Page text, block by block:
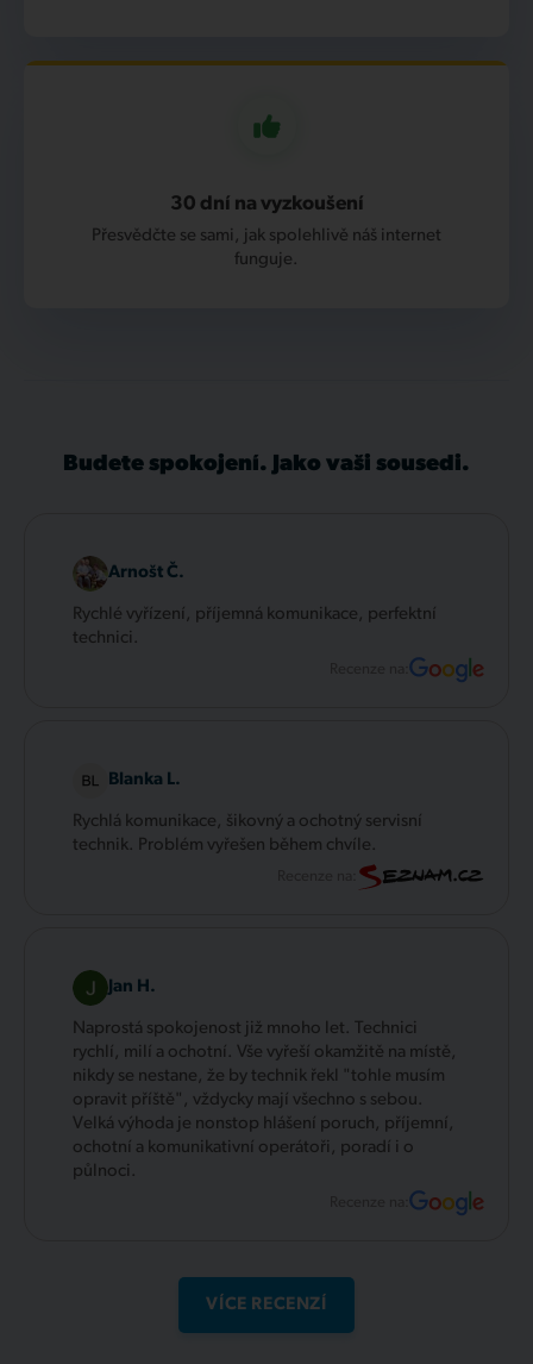
30 dní na vyzkoušení
Přesvědčte se sami, jak spolehlivě náš internet
funguje.
Budete spokojení. Jako vaši sousedi.
Arnošt Č.
Rychlé vyřízení, příjemná komunikace, perfektní
technici.
Recenze na:
Blanka L.
Rychlá komunikace, šikovný a ochotný servisní
technik. Problém vyřešen během chvíle.
Jan H.
Naprostá spokojenost již mnoho let. Technici
rychlí, milí a ochotní. Vše vyřeší okamžitě na místě,
nikdy se nestane, že by technik řekl "tohle musím
opravit příště", vždycky mají všechno s sebou.
Velká výhoda je nonstop hlášení poruch, příjemní,
ochotní a komunikativní operátoři, poradí i o
půlnoci.
Recenze na:
VÍCE RECENZÍ